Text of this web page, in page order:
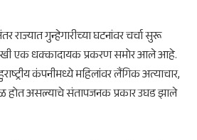
राज्यात गुन्हेगारीच्या घटनांवर चर्चा सुरू
एक धक्कादायक प्रकरण समोर आले आहे.
कंपनीमध्ये महिलांवर लैंगिक अत्याचार,
असल्याचे संतापजनक प्रकार उघड झाले